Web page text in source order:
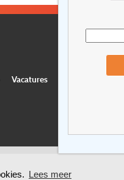
Lees meer
Vacatures Privacyverklaring